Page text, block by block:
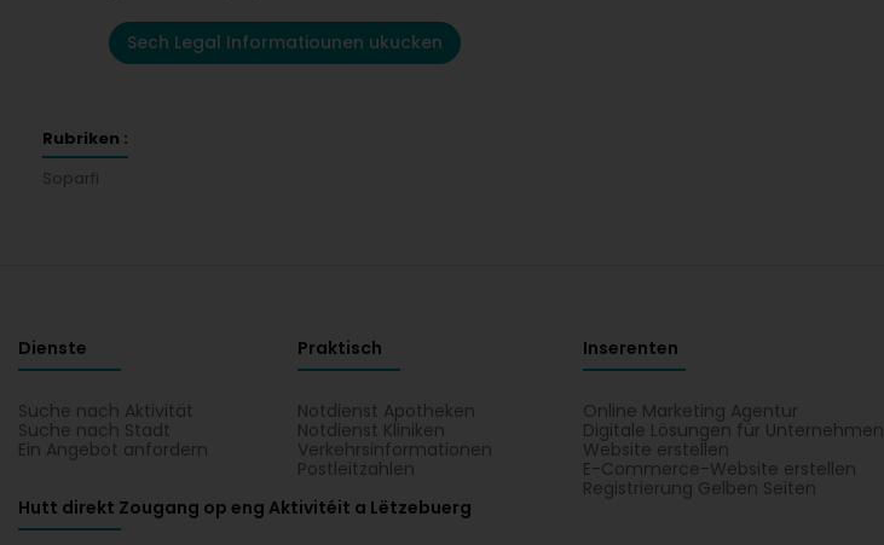
Sech Legal Informatiounen ukucken
Rubriken :
Soparfi
Dienste
Suche nach Aktivität
Suche nach Stadt
Ein Angebot anfordern
Praktisch
Notdienst Apotheken
Notdienst Kliniken
Verkehrsinformationen
Postleitzahlen
Inserenten
Online Marketing Agentur
Digitale Lösungen für Unternehmen
Website erstellen
E-Commerce-Website erstellen
Registrierung Gelben Seiten
Hutt direkt Zougang op eng Aktivitéit a Lëtzebuerg